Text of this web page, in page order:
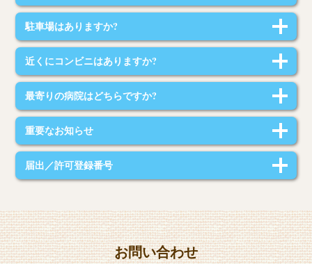
シンプルで清潔感のあるインテリア｡
シャンプーなども自然派のモノを揃えています｡
室内の清掃はすべてナチュラルクリーニングで行っております。
同じ建物に別のお部屋もあります｡
エレベーター等はございませんので、
階段の昇り降りが不自由なお客様は、
1階のお部屋をご希望される方はご予約時にお申し出ください。
※ご利用状況によりご要望にお応えできないことがあります。
当施設の入口はオートロックとなります。宿泊者以外の入館を固く禁じて
おります。
駐車場はありますか?
当施設の横に有料駐車場がございます。
近くにコンビニはありますか?
2軒隣にセブンイレブンがございます。
最寄りの病院はどちらですか?
福岡記念病院がございます。(車で約10分)
重要なお知らせ
宿泊者以外の入室を固く禁じます｡発覚した場合10000円請求します｡
宿泊者が増えると追加料金がかかります｡
お電話でのご予約は受け付けておりません。
届出／許可登録番号
お問い合わせ